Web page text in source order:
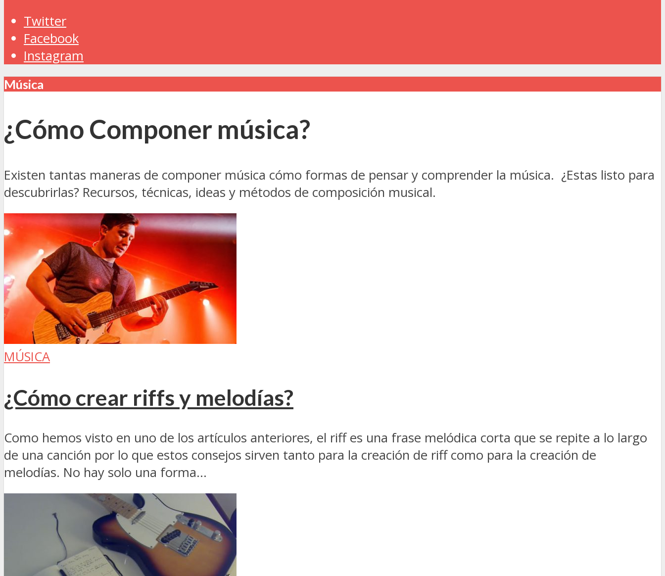
Twitter
Facebook
Instagram
Música
¿Cómo Componer música?
Existen tantas maneras de componer música cómo formas de pensar y comprender la música. ¿Estas listo para
descubrirlas? Recursos, técnicas, ideas y métodos de composición musical.
MÚSICA
¿Cómo crear riffs y melodías?
Como hemos visto en uno de los artículos anteriores, el riff es una frase melódica corta que se repite a lo largo
de una canción por lo que estos consejos sirven tanto para la creación de riff como para la creación de
melodías. No hay solo una forma...